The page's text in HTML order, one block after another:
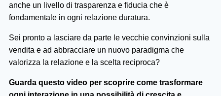
anche un livello di trasparenza e fiducia che è
fondamentale in ogni relazione duratura.
Sei pronto a lasciare da parte le vecchie convinzioni sulla
vendita e ad abbracciare un nuovo paradigma che
valorizza la relazione e la scelta reciproca?
Guarda questo video per scoprire come trasformare